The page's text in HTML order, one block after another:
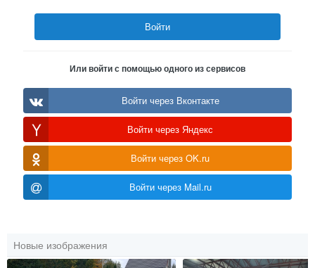
Войти
Или войти с помощью одного из сервисов
Войти через Вконтакте
Войти через Яндекс
Войти через OK.ru
Войти через Mail.ru
Новые изображения